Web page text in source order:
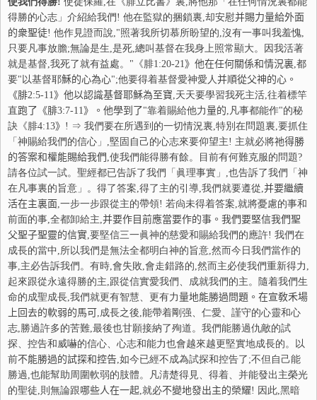
得勝的心志」介紹給我們! 他在監獄的捆鎖裏,却安慰并賜力量給外面
的衆聖徒! 他作見證而說,"照著我所切慕所盼望的,沒有一事叫我羞愧,
只要凡事放膽;無論是生,是死,總叫基督在我身上照常顯大。因我活著
就是基督,我死了就有益處。"《腓1:20-21》他在任何關係和情況裏,都
要"以基督耶穌的心為心";他要得着基督愛神愛人并順從父神的心。
《腓2:5-11》他以認識基督耶穌為至寶,天天要學習我死主活,往着標竿
直跑 了《腓3:7-11》。他學到了 "靠着賜給他力量的,凡事都能作"的秘
訣《腓4:13》 ! ⇒ 我們要在所遇到的一切情況裏,特別在問題裏,要抓住
「神賜給我們的信心」,堅固自己的心志來要仰望主! 主就必將祂得勝
的答案和權能賜給我們 ,使我們能得勝有餘。目前有何難克服的問題?
請各位試一試。聖經都已告訴了我們「眞理事實」,也告訴了我們「神
在凡事裏的旨意」。得了答案,得了主的引導,我們就要遵從,并要繼續
活在主裏面,一步一步跟從主的帶領! 若尙未得着答案,就將憂慮的事和
前面的事,全都卸給主,并要作目前應當要作的事。我們要堅信我們聖
父聖子聖靈的信實,要堅信三一眞神的慈愛和賜給我們的應許! 我們在
成長的當中,所以我們是無法全都明白神的旨意,然而今日我們當作的
事,主必告訴我們。有時,會失敗,會走錯路的,然而主必使我們重新得力,
起來跟從永遠得勝的主,跟從信實愛我們、成就我們的主。隨着我們生
命的成聖成長,我們就更有智慧、更有力量地能勝過問題。在宣敎禾場
上回去的軟弱的馬可 ,成長之後,能帶着剛强、仁愛、謹守的心靈和心
志,勝過許多的苦難,最後也甘願接納了殉道。我們能勝過仇敵的試
探、控告和威嚇的信心、心志和能力也會越來越更堅實地成長的。以
前不能勝過的試探和控告,如今已經不成為試探和控告了;不但自己能
勝過,也能幫助周圍軟弱的肢體。凡淸楚得見、得着、并能發出主榮光
的聖徒,則無論跟哪些人在一起,就必不變地發出主的榮耀! 因此,黑暗